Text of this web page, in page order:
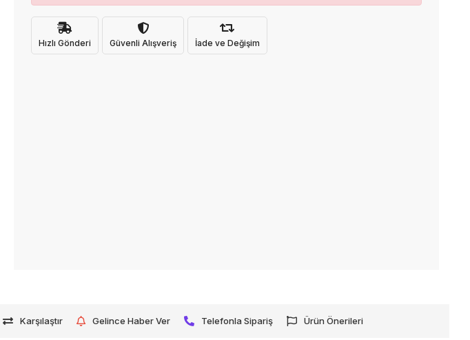
Hızlı Gönderi Güvenli Alışveriş İade ve Değişim
Karşılaştır Gelince Haber Ver Telefonla Sipariş Ürün Önerileri